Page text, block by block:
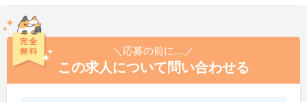
＼応募の前に…／
この求人について問い合わせる